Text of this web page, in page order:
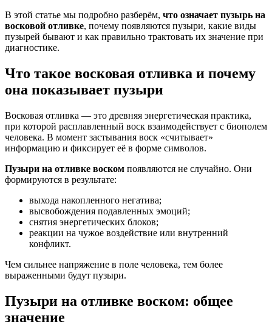
В этой статье мы подробно разберём, что означает пузырь на
восковой отливке, почему появляются пузыри, какие виды
пузырей бывают и как правильно трактовать их значение при
диагностике.
Что такое восковая отливка и почему
она показывает пузыри
Восковая отливка — это древняя энергетическая практика,
при которой расплавленный воск взаимодействует с биополем
человека. В момент застывания воск «считывает»
информацию и фиксирует её в форме символов.
Пузыри на отливке воском появляются не случайно. Они
формируются в результате:
выхода накопленного негатива;
высвобождения подавленных эмоций;
снятия энергетических блоков;
реакции на чужое воздействие или внутренний
конфликт.
Чем сильнее напряжение в поле человека, тем более
выраженными будут пузыри.
Пузыри на отливке воском: общее
значение